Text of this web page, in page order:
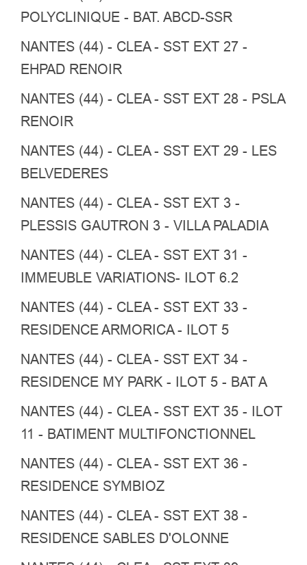
POLYCLINIQUE - BAT. ABCD-SSR
NANTES (44) - CLEA - SST EXT 27 -
EHPAD RENOIR
NANTES (44) - CLEA - SST EXT 28 - PSLA
RENOIR
NANTES (44) - CLEA - SST EXT 29 - LES
BELVEDERES
NANTES (44) - CLEA - SST EXT 3 -
PLESSIS GAUTRON 3 - VILLA PALADIA
NANTES (44) - CLEA - SST EXT 31 -
IMMEUBLE VARIATIONS- ILOT 6.2
NANTES (44) - CLEA - SST EXT 33 -
RESIDENCE ARMORICA - ILOT 5
NANTES (44) - CLEA - SST EXT 34 -
RESIDENCE MY PARK - ILOT 5 - BAT A
NANTES (44) - CLEA - SST EXT 35 - ILOT
11 - BATIMENT MULTIFONCTIONNEL
NANTES (44) - CLEA - SST EXT 36 -
RESIDENCE SYMBIOZ
NANTES (44) - CLEA - SST EXT 38 -
RESIDENCE SABLES D'OLONNE